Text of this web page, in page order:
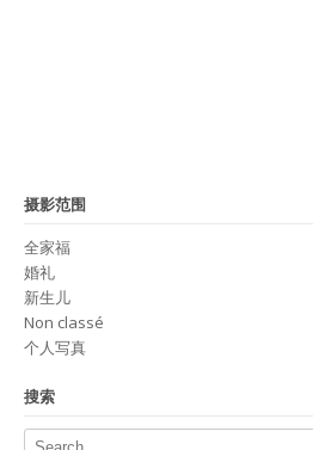
摄影范围
全家福
婚礼
新生儿
Non classé
个人写真
搜索